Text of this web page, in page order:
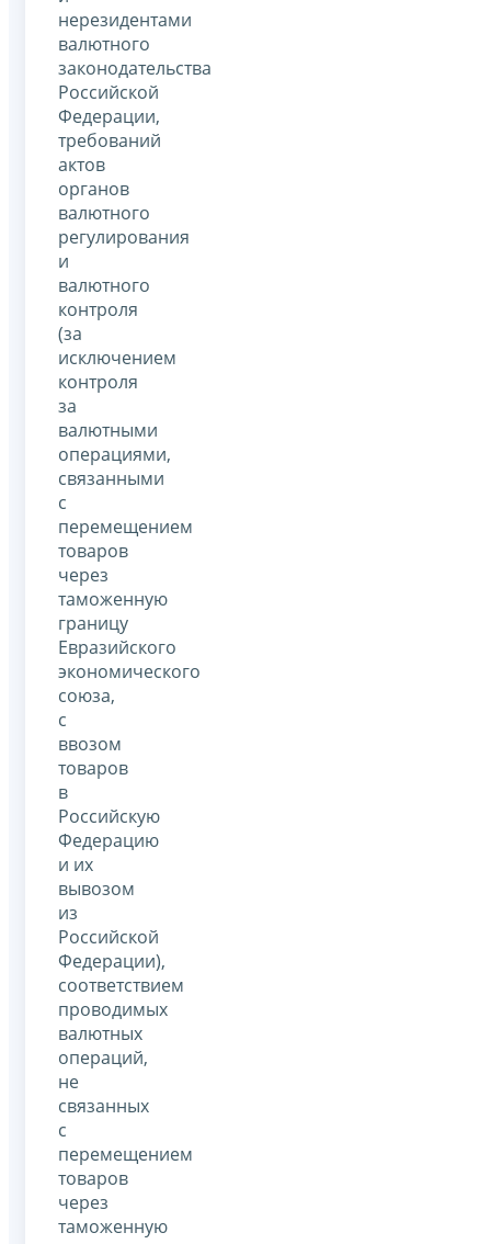
нерезидентами
валютного
законодательства
Российской
Федерации,
требований
актов
органов
валютного
регулирования
и
валютного
контроля
(за
исключением
контроля
за
валютными
операциями,
связанными
с
перемещением
товаров
через
таможенную
границу
Евразийского
экономического
союза,
с
ввозом
товаров
в
Российскую
Федерацию
и их
вывозом
из
Российской
Федерации),
соответствием
проводимых
валютных
операций,
не
связанных
с
перемещением
товаров
через
таможенную